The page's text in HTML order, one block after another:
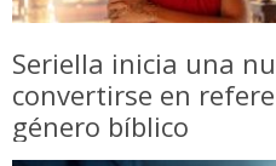
Seriella inicia una
convertirse en
género bíblico